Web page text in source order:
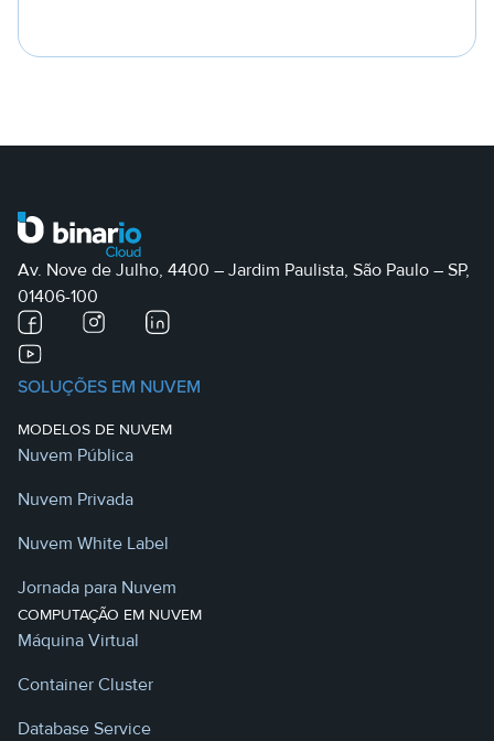
Av. Nove de Julho, 4400 – Jardim Paulista, São Paulo – SP,
01406-100
SOLUÇÕES EM NUVEM
MODELOS DE NUVEM
Nuvem Pública
Nuvem Privada
Nuvem White Label
Jornada para Nuvem
COMPUTAÇÃO EM NUVEM
Máquina Virtual
Container Cluster
Database Service